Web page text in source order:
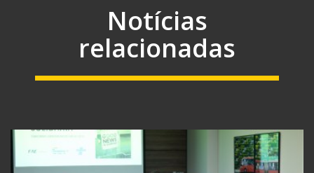
Notícias
relacionadas